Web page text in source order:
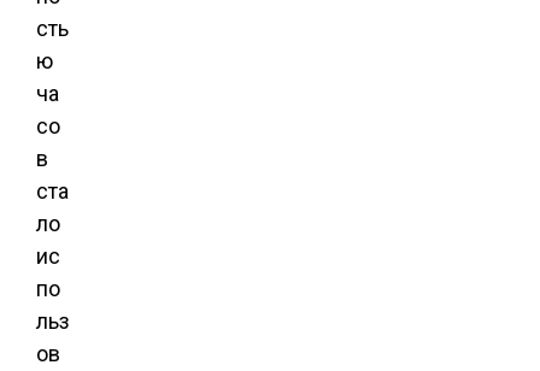
сть
ю
ча
со
в
ста
ло
ис
по
льз
ов